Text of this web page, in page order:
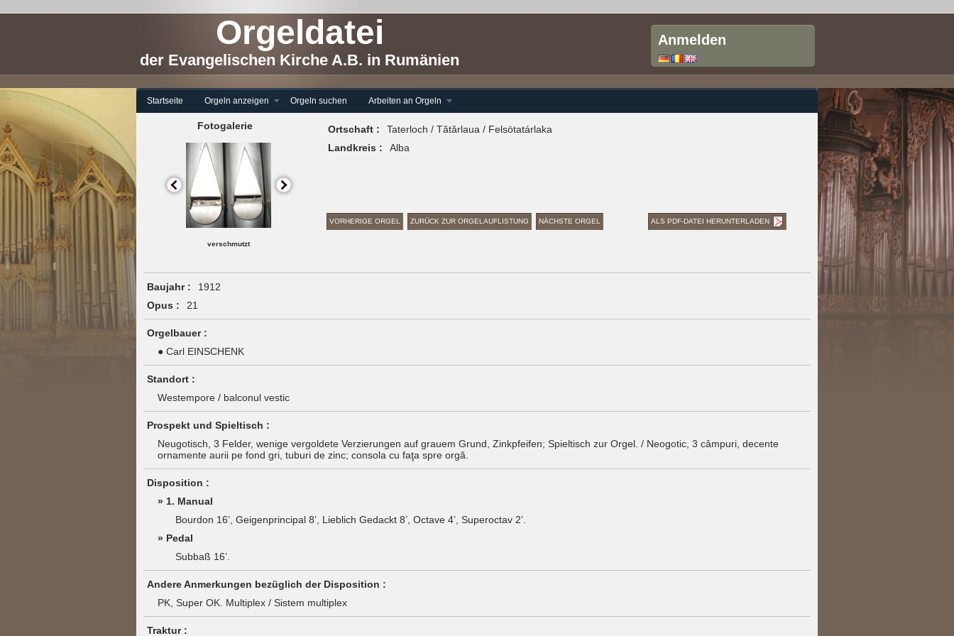
Anmelden
Orgeldatei
der Evangelischen Kirche A.B. in Rumänien
Startseite Orgeln anzeigen Orgeln suchen Arbeiten an Orgeln
Fotogalerie
verschmutzt
Ortschaft :
Taterloch / Tătărlaua / Felsötatárlaka
Landkreis :
Alba
VORHERIGE ORGEL ZURÜCK ZUR ORGELAUFLISTUNG NÄCHSTE ORGEL ALS PDF-DATEI HERUNTERLADEN
Baujahr :
1912
Opus :
21
Orgelbauer :
● Carl EINSCHENK
Standort :
Westempore / balconul vestic
Prospekt und Spieltisch :
Neugotisch, 3 Felder, wenige vergoldete Verzierungen auf grauem Grund, Zinkpfeifen; Spieltisch zur Orgel. / Neogotic, 3 câmpuri, decente
ornamente aurii pe fond gri, tuburi de zinc; consola cu faţa spre orgă.
Disposition :
» 1. Manual
Bourdon 16’, Geigenprincipal 8’, Lieblich Gedackt 8’, Octave 4’, Superoctav 2’.
» Pedal
Subbaß 16’.
Andere Anmerkungen bezüglich der Disposition :
PK, Super OK. Multiplex / Sistem multiplex
Traktur :